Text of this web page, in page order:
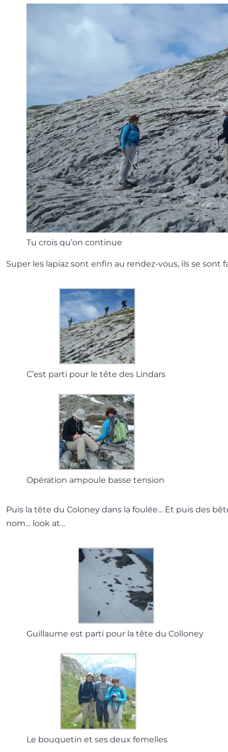
Tu crois qu’on continue
Super les lapiaz sont enfin au rendez-vous, ils se sont
C’est par­ti pour le tête des Lindars
Opération ampoule basse tension
Puis la tête du Coloney dans la fou­lée… Et puis des
nom… look at…
Guillaume est par­ti pour la tête du Colloney
Le bou­que­tin et ses deux femelles